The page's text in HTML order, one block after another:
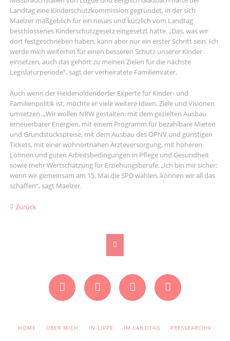
Landtag eine Kinderschutzkommission gegründet, in der sich
Maelzer maßgeblich für ein neues und kürzlich vom Landtag
beschlossenes Kinderschutzgesetz eingesetzt hatte. „Das, was wir
dort festgeschrieben haben, kann aber nur ein erster Schritt sein. Ich
werde mich weiterhin für einen besseren Schutz unserer Kinder
einsetzen, auch das gehört zu meinen Zielen für die nächste
Legislaturperiode“, sagt der verheiratete Familienvater.
Auch wenn der Heidenoldendorfer Experte für Kinder- und
Familienpolitik ist, möchte er viele weitere Ideen, Ziele und Visionen
umsetzen. „Wir wollen NRW gestalten: mit dem gezielten Ausbau
erneuerbarer Energien, mit einem Programm für bezahlbare Mieten
und Grundstückspreise, mit dem Ausbau des ÖPNV und günstigen
Tickets, mit einer wohnortnahen Ärzteversorgung, mit höheren
Löhnen und guten Arbeitsbedingungen in Pflege und Gesundheit
sowie mehr Wertschätzung für Erziehungsberufe. „Ich bin mir sicher:
wenn wir gemeinsam am 15. Mai die SPD wählen, können wir all das
schaffen“, sagt Maelzer.
Zurück
NAVIGATION
HOME ÜBER MICH IN LIPPE IM LANDTAG PRESSEARCHIV